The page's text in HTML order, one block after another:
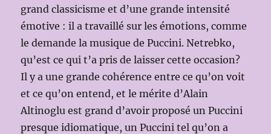
grand classicisme et d’une grande intensité
émotive : il a travaillé sur les émotions, comme
le demande la musique de Puccini. Netrebko,
qu’est ce qui t’a pris de laisser cette occasion?
Il y a une grande cohérence entre ce qu’on voit
et ce qu’on entend, et le mérite d’Alain
Altinoglu est grand d’avoir proposé un Puccini
presque idiomatique, un Puccini tel qu’on a